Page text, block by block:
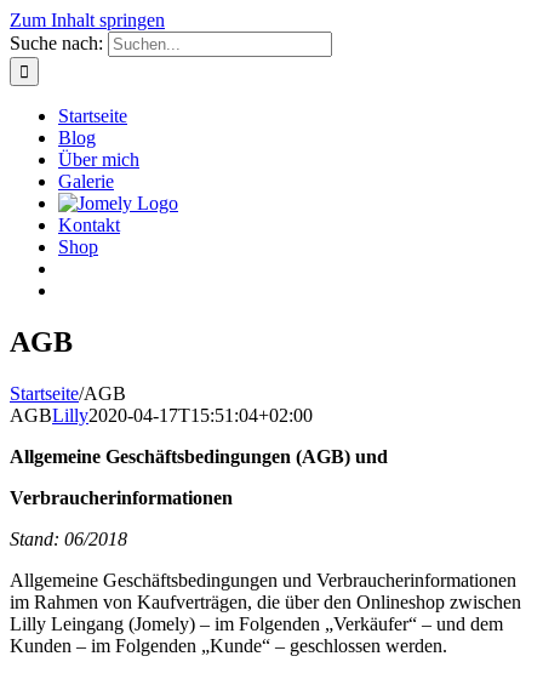
Zum Inhalt springen
Suche nach:
Startseite
Blog
Über mich
Galerie
Kontakt
Shop
AGB
Startseite/AGB
AGBLilly2020-04-17T15:51:04+02:00
Allgemeine Geschäftsbedingungen (AGB) und
Verbraucherinformationen
Stand: 06/2018
Allgemeine Geschäftsbedingungen und Verbraucherinformationen
im Rahmen von Kaufverträgen, die über den Onlineshop zwischen
Lilly Leingang (Jomely) – im Folgenden „Verkäufer“ – und dem
Kunden – im Folgenden „Kunde“ – geschlossen werden.